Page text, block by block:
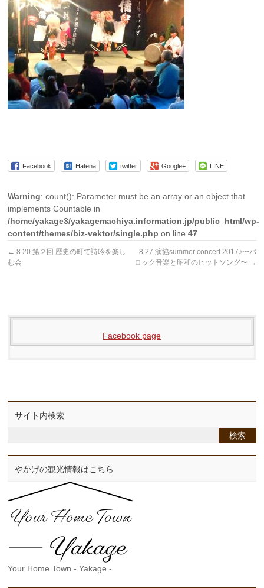
Facebook Hatena twitter Google+ LINE
Warning: count(): Parameter must be an array or an object that
implements Countable in
/home/yakage3/yakagemachiya.information.jp/public_html/wp-
content/themes/biz-vektor/single.php on line47
← 8.20 第２回 歴史の町で詩吟を楽し
む会
8.27 演協summer concert 2017♪〜バ
ロック音楽と昭和のヒットソング〜 →
Facebook page
サイト内検索
やかげの観光情報はこちら
Your Home Town - Yakage -